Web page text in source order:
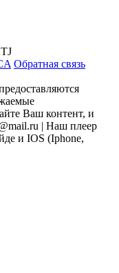
Обратная связь
Ваш контент, и
| Наш плеер
и IOS (Iphone,